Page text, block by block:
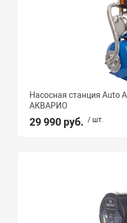
Насосная станция Auto
АКВАРИО
29 990 руб. / шт.